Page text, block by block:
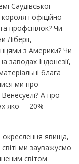
Саудівської
і офіційно
профспілок? Чи
Ліберії,
з Америки? Чи
заводах Індонезії,
блага
ми про
А про
якої – 20%
окреслення явища,
ми зауважуємо
світом